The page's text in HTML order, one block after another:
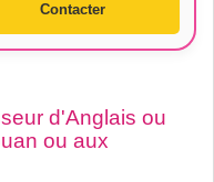
Contacter
d'Anglais ou
ou aux